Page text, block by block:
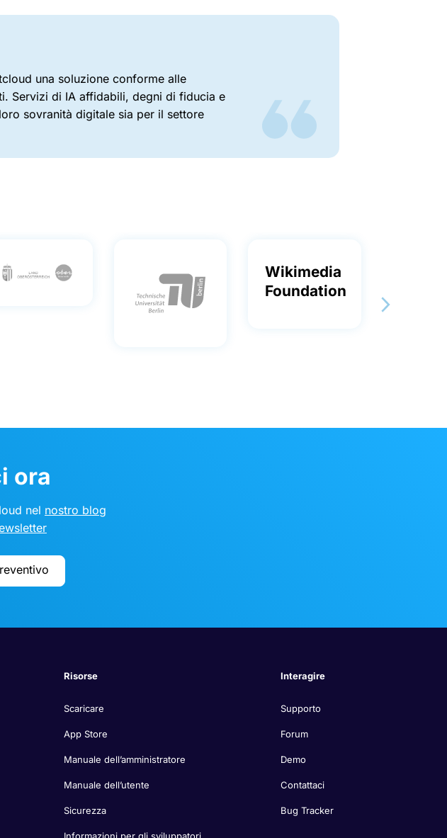
una soluzione conforme alle
Servizi di IA affidabili, degni di fiducia e
sovranità digitale sia per il settore
Wikimedia
Foundation
ora
nel nostro blog
Risorse
Scaricare
App Store
Manuale dell’amministratore
Manuale dell’utente
Sicurezza
Informazioni per gli sviluppatori
Interagire
Supporto
Forum
Demo
Contattaci
Bug Tracker